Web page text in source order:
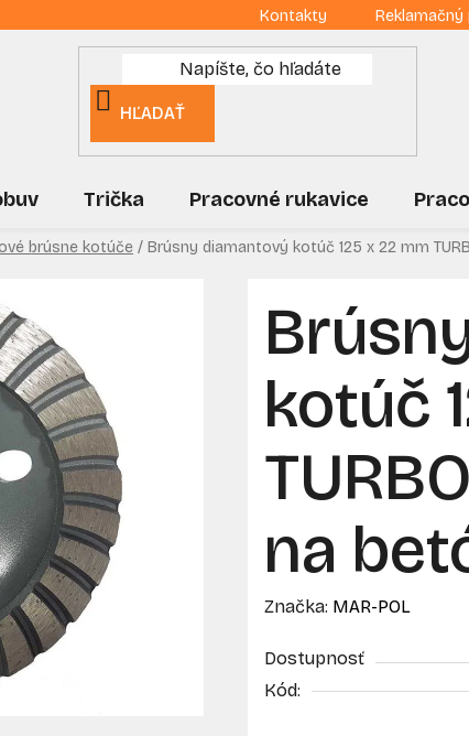
Kontakty Reklamačný
HĽADAŤ
Trička Pracovné rukavice
brúsne kotúče / Brúsny diamantový kotúč 125 x 22 mm
kotúč
na
Značka: MAR-POL
Dostupnosť
Kód: